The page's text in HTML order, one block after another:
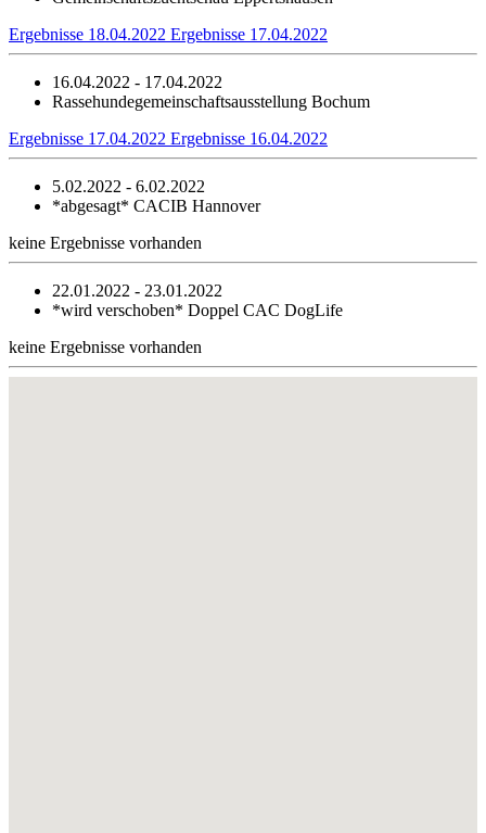
Ergebnisse 18.04.2022 Ergebnisse 17.04.2022
16.04.2022 - 17.04.2022
Rassehundegemeinschaftsausstellung Bochum
Ergebnisse 17.04.2022 Ergebnisse 16.04.2022
5.02.2022 - 6.02.2022
*abgesagt* CACIB Hannover
keine Ergebnisse vorhanden
22.01.2022 - 23.01.2022
*wird verschoben* Doppel CAC DogLife
keine Ergebnisse vorhanden